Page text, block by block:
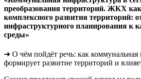
преобразования территорий. ЖКХ
комплексного развития территорий:
инфраструктурного планирования к
среды»
➜ О чём пойдёт речь: как коммунальная
формирует развитие территорий и